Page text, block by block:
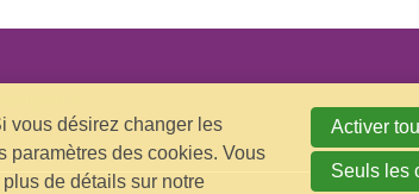
vous désirez changer les
paramètres des cookies. Vous
plus de détails sur notre
Activer
Seuls les